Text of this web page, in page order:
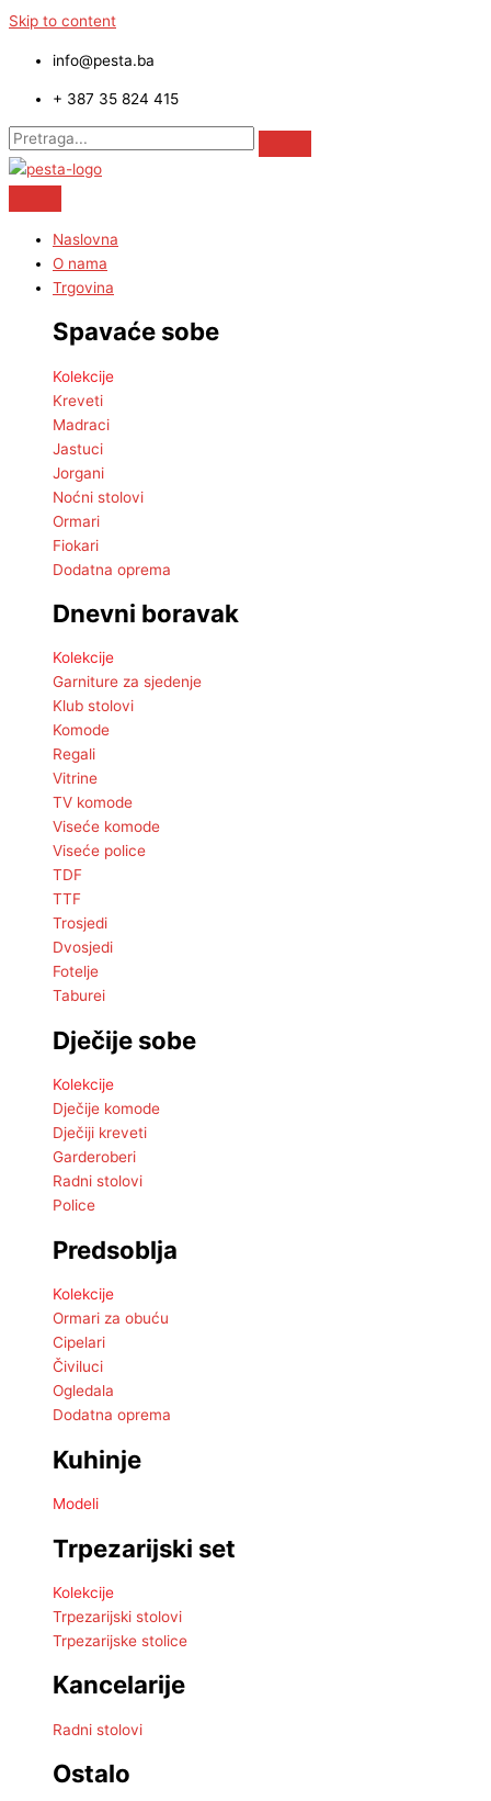
Skip to content
info@pesta.ba
+ 387 35 824 415
Naslovna
O nama
Trgovina
Spavaće sobe
Kolekcije
Kreveti
Madraci
Jastuci
Jorgani
Noćni stolovi
Ormari
Fiokari
Dodatna oprema
Dnevni boravak
Kolekcije
Garniture za sjedenje
Klub stolovi
Komode
Regali
Vitrine
TV komode
Viseće komode
Viseće police
TDF
TTF
Trosjedi
Dvosjedi
Fotelje
Taburei
Dječije sobe
Kolekcije
Dječije komode
Dječiji kreveti
Garderoberi
Radni stolovi
Police
Predsoblja
Kolekcije
Ormari za obuću
Cipelari
Čiviluci
Ogledala
Dodatna oprema
Kuhinje
Modeli
Trpezarijski set
Kolekcije
Trpezarijski stolovi
Trpezarijske stolice
Kancelarije
Radni stolovi
Ostalo